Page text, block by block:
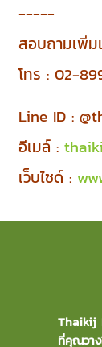
-----
สอบถามเพิ่
โทร : 02-
Line ID :
อีเมล์ :
เว็บไซด์ :
Thaikij
ที่คุณวาง